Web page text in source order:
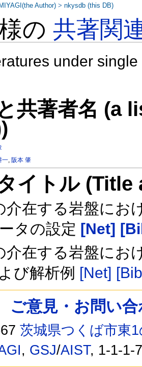
の共著関
under
共著者名 (a
一, 阪本 肇
イトル
介在する岩盤にお
タの設定 [Net]
介在する岩盤にお
び解析例 [Net]
MIYAGI(the Author) >nkysdb (this DB)
ご意見・お問い
茨城県つくば市東
, GSJ/AIST, 1-1-1-